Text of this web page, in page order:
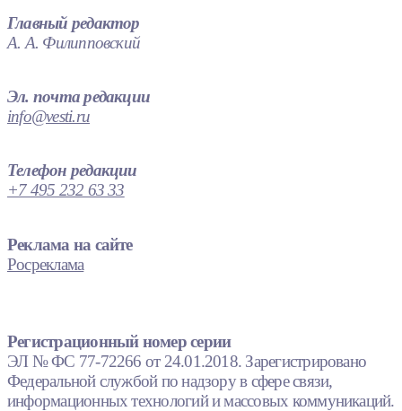
Главный редактор
А. А. Филипповский
Эл. почта редакции
info@vesti.ru
Телефон редакции
+7 495 232 63 33
Реклама на сайте
Росреклама
Регистрационный номер серии
ЭЛ № ФС 77-72266 от 24.01.2018. Зарегистрировано
Федеральной службой по надзору в сфере связи,
информационных технологий и массовых коммуникаций.